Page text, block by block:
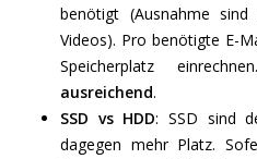
benötigt (Ausnahme
Videos). Pro benötigte E-
Speicherplatz
ausreichend.
SSD vs HDD: SSD sind
dagegen mehr Platz.